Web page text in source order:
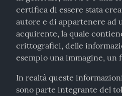
certifica di essere stata
autore e di appartenere ad
acquirente, la quale
crittografici, delle
esempio una immagine, un
In realtà queste
sono parte integrante del